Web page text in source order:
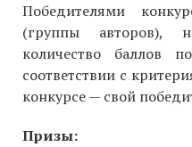
Победителями
(группы авторов),
количество баллов
соответствии с
конкурсе — свой
Призы: